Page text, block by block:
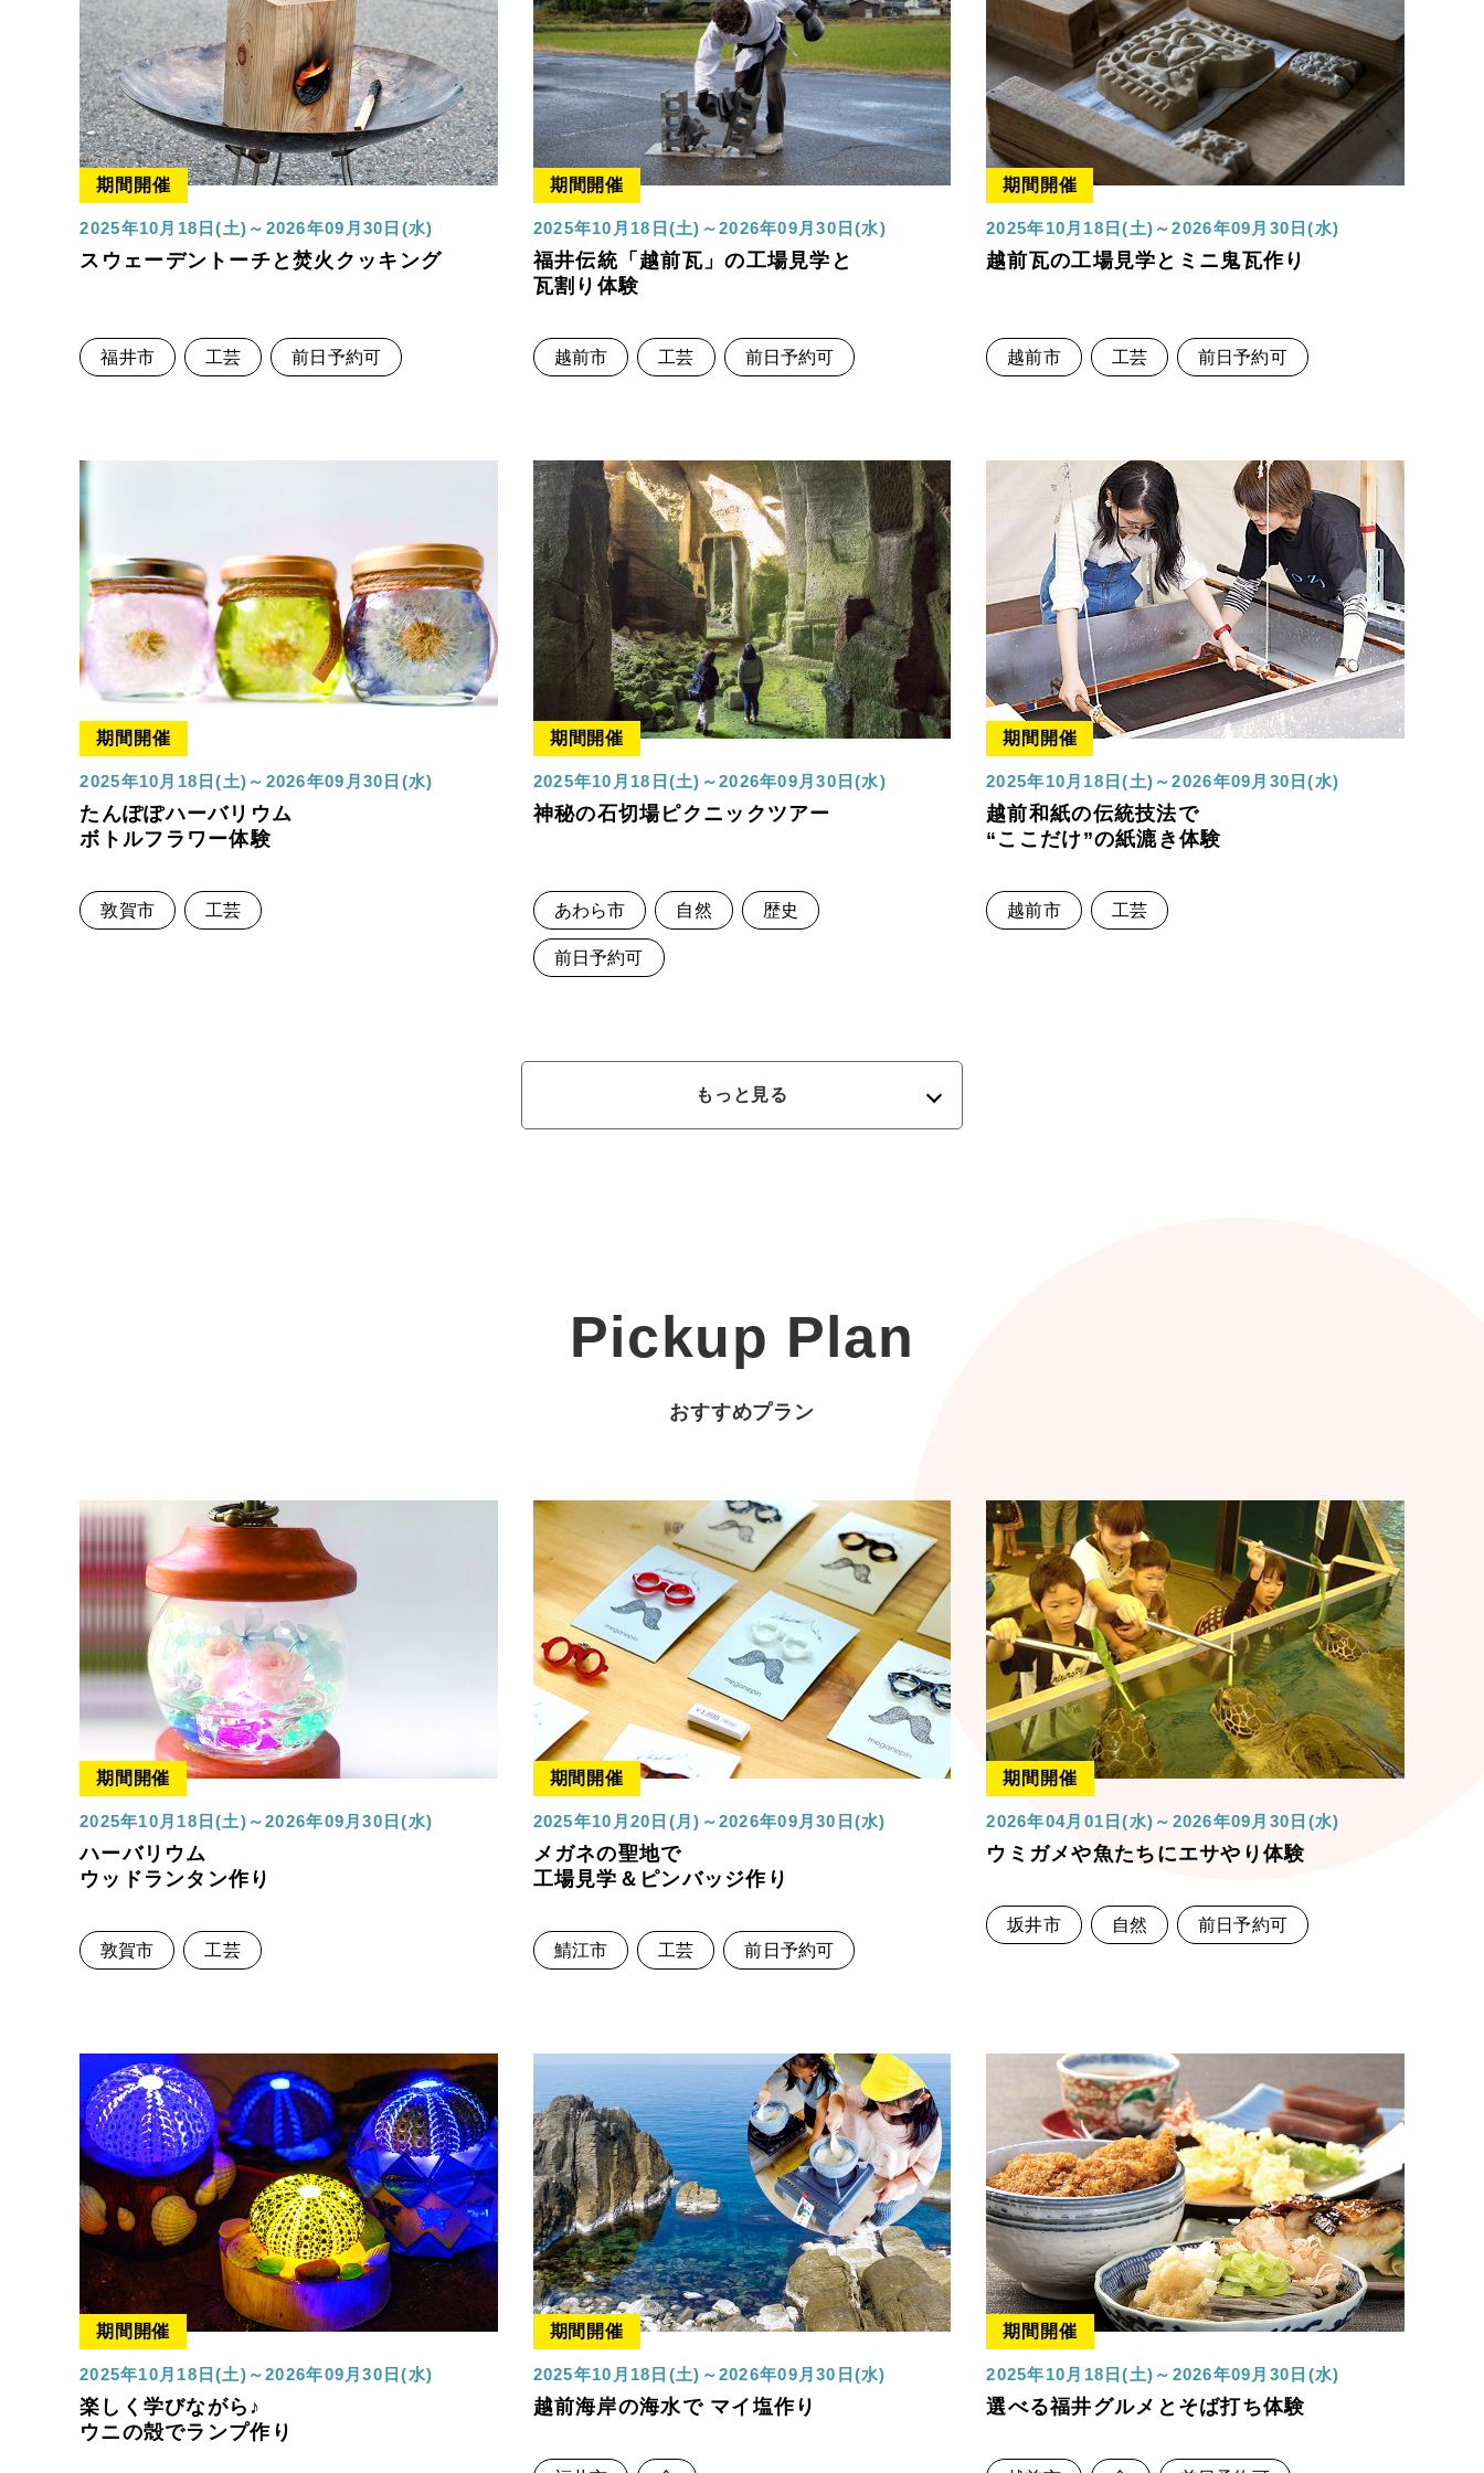
期間開催
2025年10月18日(土)～2026年09月30日(水)
スウェーデントーチと焚火クッキング
福井市 工芸 前日予約可
期間開催
2025年10月18日(土)～2026年09月30日(水)
福井伝統「越前瓦」の工場見学と
瓦割り体験
越前市 工芸 前日予約可
期間開催
2025年10月18日(土)～2026年09月30日(水)
越前瓦の工場見学とミニ鬼瓦作り
越前市 工芸 前日予約可
期間開催
2025年10月18日(土)～2026年09月30日(水)
たんぽぽハーバリウム
ボトルフラワー体験
敦賀市 工芸
期間開催
2025年10月18日(土)～2026年09月30日(水)
神秘の石切場ピクニックツアー
あわら市 自然 歴史
前日予約可
期間開催
2025年10月18日(土)～2026年09月30日(水)
越前和紙の伝統技法で
“ここだけ”の紙漉き体験
越前市 工芸
もっと見る
Pickup Plan
おすすめプラン
期間開催
2025年10月18日(土)～2026年09月30日(水)
ハーバリウム
ウッドランタン作り
敦賀市 工芸
期間開催
2025年10月20日(月)～2026年09月30日(水)
メガネの聖地で
工場見学＆ピンバッジ作り
鯖江市 工芸 前日予約可
期間開催
2026年04月01日(水)～2026年09月30日(水)
ウミガメや魚たちにエサやり体験
坂井市 自然 前日予約可
期間開催
2025年10月18日(土)～2026年09月30日(水)
楽しく学びながら♪
ウニの殻でランプ作り
期間開催
2025年10月18日(土)～2026年09月30日(水)
越前海岸の海水で マイ塩作り
期間開催
2025年10月18日(土)～2026年09月30日(水)
選べる福井グルメとそば打ち体験